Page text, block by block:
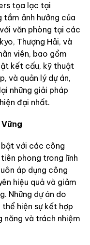
tọa lạc tại
tầm ảnh hưởng của
văn phòng tại các
Thượng Hải, và
viên, bao gồm
kết cấu, kỹ thuật
và quản lý dự án,
những giải pháp
đại nhất.
bật với các công
phong trong lĩnh
áp dụng công
hiệu quả và giảm
Những dự án do
hiện sự kết hợp
năng và trách nhiệm